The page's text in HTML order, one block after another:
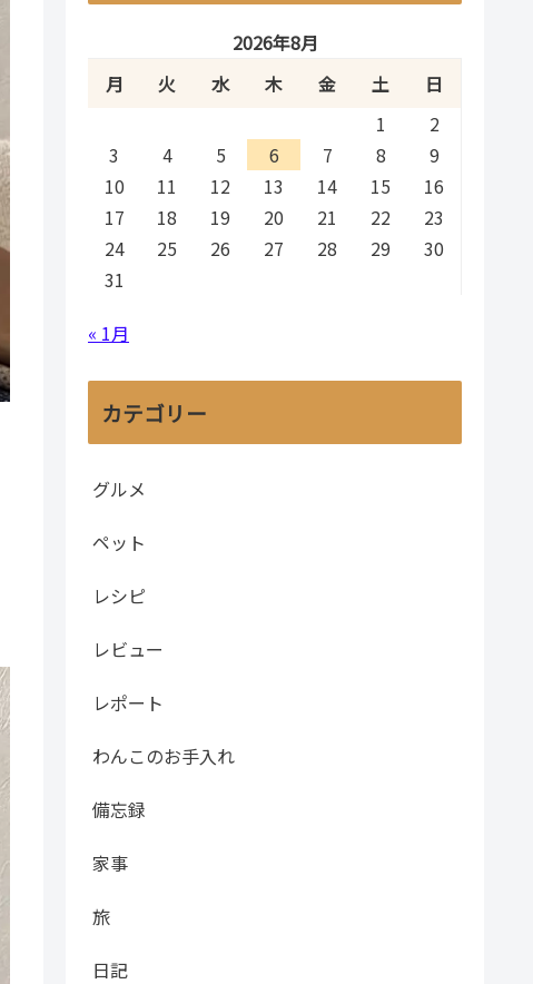
2026年8月
月
火 水 木 金 土
日
1
2
3
4 5 6 7 8
9
10
11 12 13 14 15
16
17
18 19 20 21 22
23
24
25 26 27 28 29
30
31
« 1月
カテゴリー
グルメ
ペット
レシピ
レビュー
レポート
わんこのお手入れ
備忘録
家事
旅
日記